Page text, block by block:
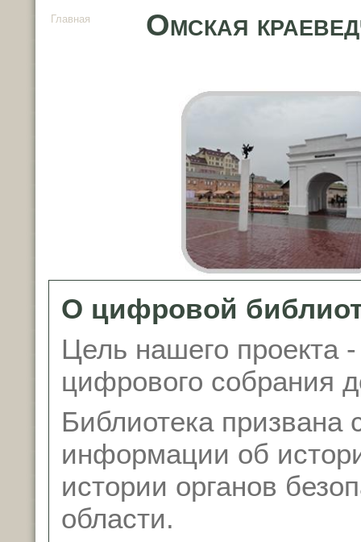
Главная Омская
О цифровой
Цель нашего проекта
цифрового собрания
Библиотека призвана
информации об
истории органов
области.